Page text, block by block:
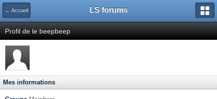
← Accueil LS forums
Profil de le beepbeep
Mes informations